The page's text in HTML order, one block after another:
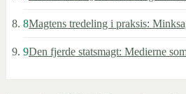
8Magtens tredeling i praksis:
9Den fjerde statsmagt: Medierne